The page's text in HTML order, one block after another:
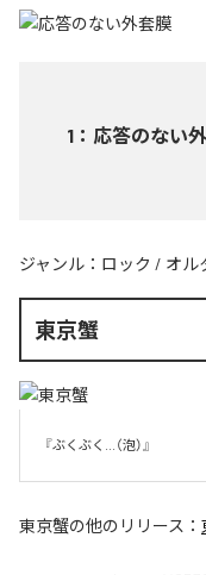
1 ： 応答のない
ジャンル： ロック / オル
東京蟹
『ぶくぶく...（泡）』
東京蟹の他のリリース：